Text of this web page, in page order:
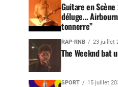
Guitare en
déluge…
tonnerre”
RAP-RNB 23 juillet
The Weeknd bat
SPORT 15 juillet